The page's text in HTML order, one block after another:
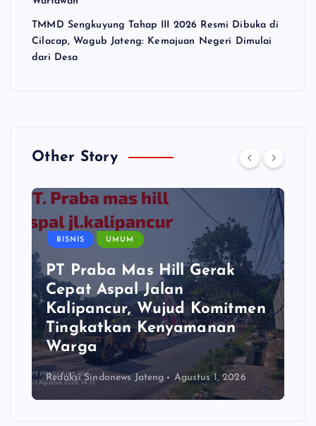
TMMD Sengkuyung Tahap III 2026 Resmi Dibuka di
Cilacap, Wagub Jateng: Kemajuan Negeri Dimulai
dari Desa
Other Story
BISNIS UMUM
PT Praba Mas Hill Gerak
Cepat Aspal Jalan
Kalipancur, Wujud Komitmen
Tingkatkan Kenyamanan
Warga
Redaksi Sindonews Jateng Agustus 1, 2026